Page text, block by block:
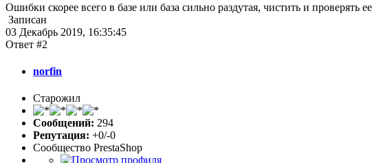
Ошибки скорее всего в базе или база сильно раздутая, чистить и проверять
Записан
03 Декабрь 2019, 16:35:45
Ответ #2
norfin
Старожил
Сообщений: 294
Репутация: +0/-0
Сообщество PrestaShop